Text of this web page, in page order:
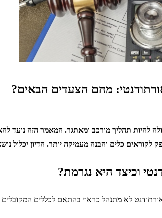
מהם הצעדים הבאים?
להיות תהליך מורכב ומאתגר. המאמר הזה
לקוראים כלים והבנה מעמיקה יותר. הדיון יכלול
וכיצד היא נגרמת?
לא מתנהל כראוי בהתאם לכללים